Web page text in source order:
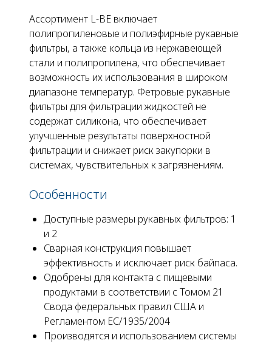
Ассортимент L-BE включает
полипропиленовые и полиэфирные рукавные
фильтры, а также кольца из нержавеющей
стали и полипропилена, что обеспечивает
возможность их использования в широком
диапазоне температур. Фетровые рукавные
фильтры для фильтрации жидкостей не
содержат силикона, что обеспечивает
улучшенные результаты поверхностной
фильтрации и снижает риск закупорки в
системах, чувствительных к загрязнениям.
Особенности
Доступные размеры рукавных фильтров: 1
и 2
Сварная конструкция повышает
эффективность и исключает риск байпаса.
Одобрены для контакта с пищевыми
продуктами в соответствии с Томом 21
Свода федеральных правил США и
Регламентом ЕС/1935/2004
Производятся и использованием системы